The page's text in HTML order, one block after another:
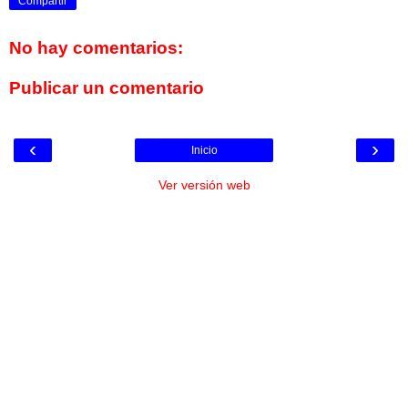
No hay comentarios:
Publicar un comentario
‹ ›
Inicio
Ver versión web